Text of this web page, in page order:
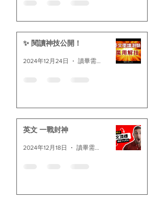
✨ 閱讀神技公開！
2024年12月24日
英文 一戰封神
2024年12月18日